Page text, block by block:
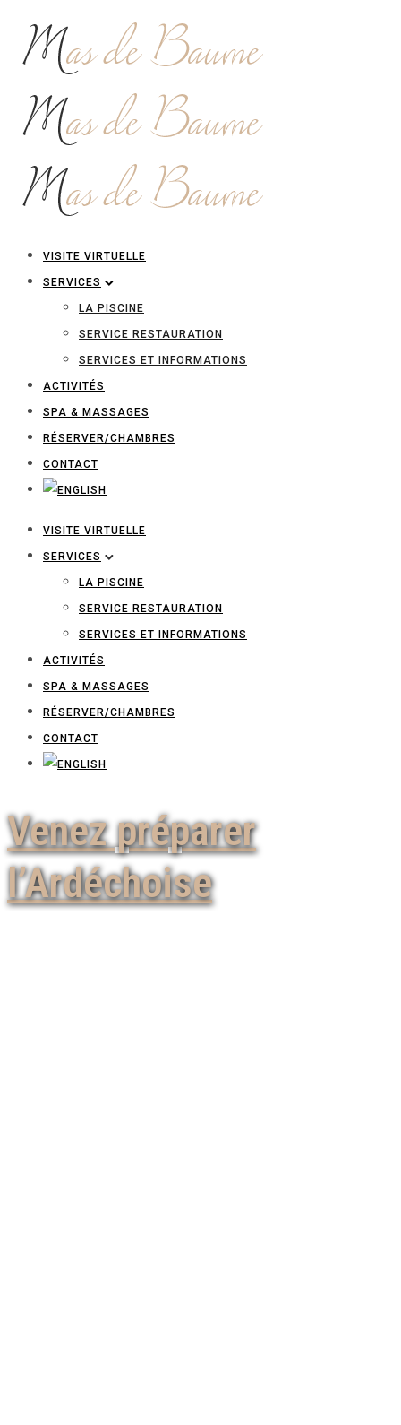
VISITE VIRTUELLE
SERVICES
LA PISCINE
SERVICE RESTAURATION
SERVICES ET INFORMATIONS
ACTIVITÉS
SPA & MASSAGES
RÉSERVER/CHAMBRES
CONTACT
VISITE VIRTUELLE
SERVICES
LA PISCINE
SERVICE RESTAURATION
SERVICES ET INFORMATIONS
ACTIVITÉS
SPA & MASSAGES
RÉSERVER/CHAMBRES
CONTACT
Venez préparer
l’Ardéchoise